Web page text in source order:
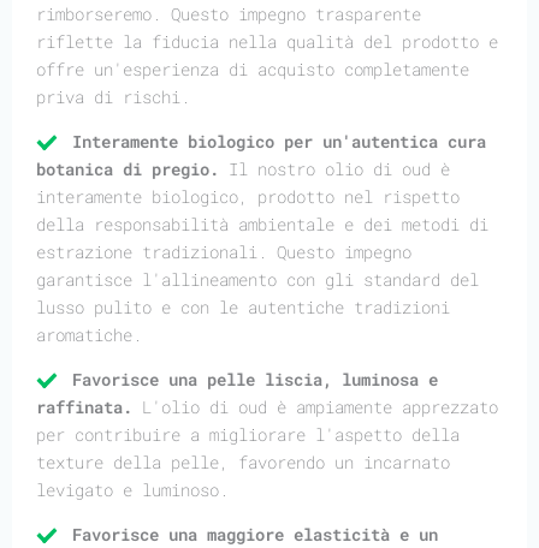
rimborseremo. Questo impegno trasparente
riflette la fiducia nella qualità del prodotto e
offre un'esperienza di acquisto completamente
priva di rischi.
Interamente biologico per un'autentica cura
botanica di pregio. Il nostro olio di oud è
interamente biologico, prodotto nel rispetto
della responsabilità ambientale e dei metodi di
estrazione tradizionali. Questo impegno
garantisce l'allineamento con gli standard del
lusso pulito e con le autentiche tradizioni
aromatiche.
Favorisce una pelle liscia, luminosa e
raffinata. L'olio di oud è ampiamente apprezzato
per contribuire a migliorare l'aspetto della
texture della pelle, favorendo un incarnato
levigato e luminoso.
Favorisce una maggiore elasticità e un